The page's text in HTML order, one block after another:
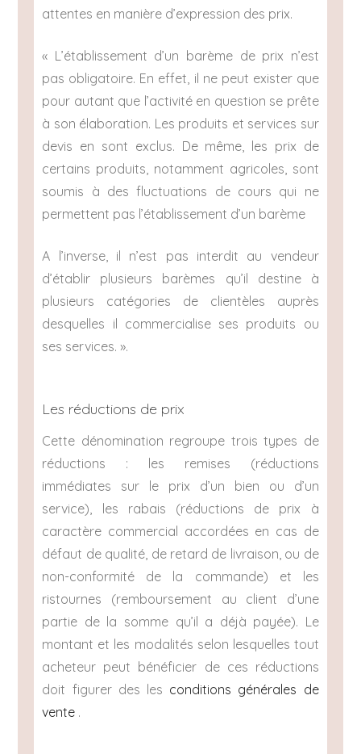
attentes en manière d’expression des prix.
« L’établissement d’un barème de prix n’est
pas obligatoire. En effet, il ne peut exister que
pour autant que l’activité en question se prête
à son élaboration. Les produits et services sur
devis en sont exclus. De même, les prix de
certains produits, notamment agricoles, sont
soumis à des fluctuations de cours qui ne
permettent pas l’établissement d’un barème
A l’inverse, il n’est pas interdit au vendeur
d’établir plusieurs barèmes qu’il destine à
plusieurs catégories de clientèles auprès
desquelles il commercialise ses produits ou
ses services. ».
Les réductions de prix
Cette dénomination regroupe trois types de
réductions : les remises (réductions
immédiates sur le prix d’un bien ou d’un
service), les rabais (réductions de prix à
caractère commercial accordées en cas de
défaut de qualité, de retard de livraison, ou de
non-conformité de la commande) et les
ristournes (remboursement au client d’une
partie de la somme qu’il a déjà payée). Le
montant et les modalités selon lesquelles tout
acheteur peut bénéficier de ces réductions
doit figurer des les conditions générales de
vente .